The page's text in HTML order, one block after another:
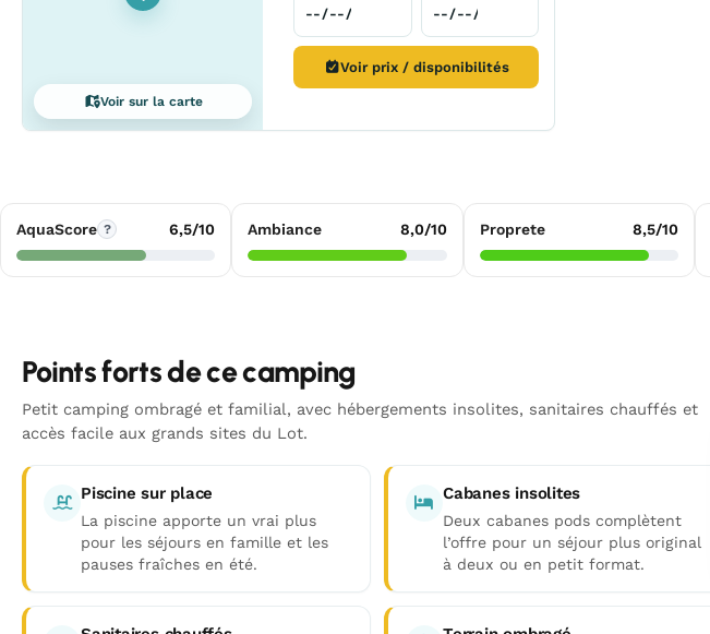
Voir sur la carte
Voir prix / disponibilités
AquaScore ? 6,5/10 Ambiance 8,0/10 Proprete 8,5/10
Points forts de ce camping
Petit camping ombragé et familial, avec hébergements insolites, sanitaires chauffés et
accès facile aux grands sites du Lot.
Piscine sur place
La piscine apporte un vrai plus
pour les séjours en famille et les
pauses fraîches en été.
Cabanes insolites
Deux cabanes pods complètent
l’offre pour un séjour plus original
à deux ou en petit format.